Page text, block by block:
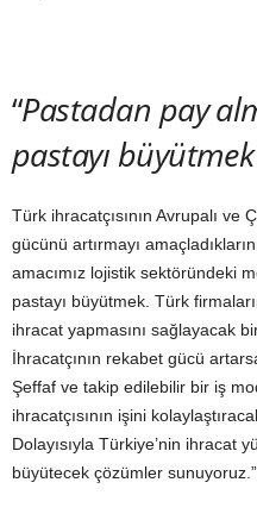
“Pastadan pay
pastayı
Türk ihracatçısının Avrupalı ve
gücünü artırmayı
amacımız lojistik sektöründeki
pastayı büyütmek. Türk
ihracat yapmasını sağlayacak
İhracatçının rekabet gücü
Şeffaf ve takip edilebilir bir iş
ihracatçısının işini
Dolayısıyla Türkiye’nin ihracat
büyütecek çözümler